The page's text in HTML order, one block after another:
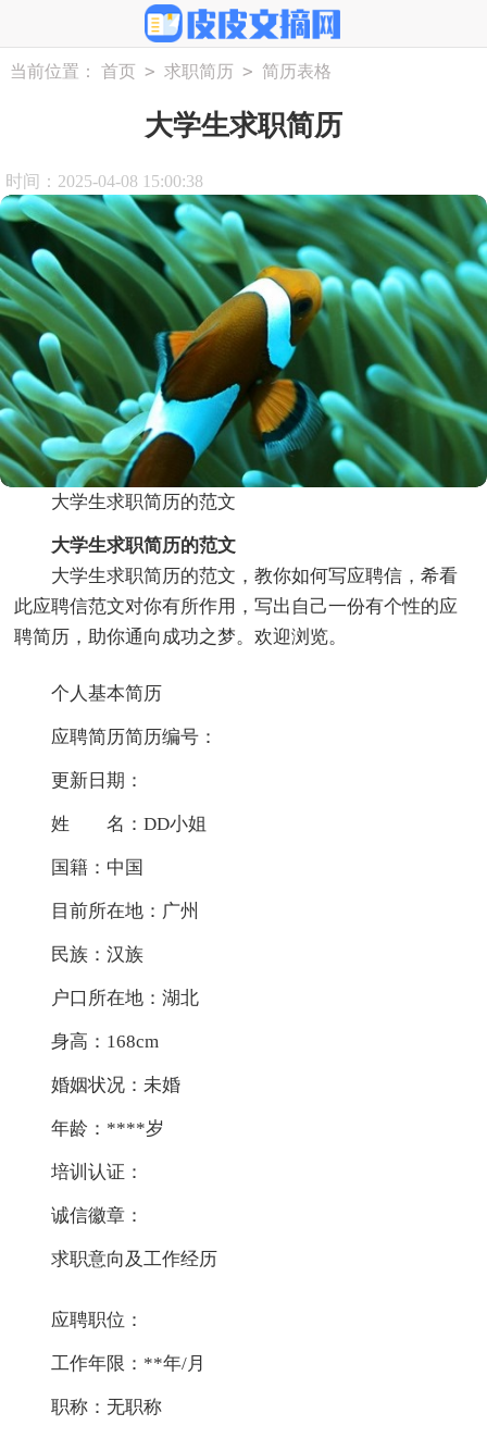
当前位置： 首页 > 求职简历 > 简历表格
大学生求职简历
时间：2025-04-08 15:00:38
大学生求职简历的范文
大学生求职简历的范文
大学生求职简历的范文，教你如何写应聘信，希看
此应聘信范文对你有所作用，写出自己一份有个性的应
聘简历，助你通向成功之梦。欢迎浏览。
个人基本简历
应聘简历简历编号：
更新日期：
姓 名：DD小姐
国籍：中国
目前所在地：广州
民族：汉族
户口所在地：湖北
身高：168cm
婚姻状况：未婚
年龄：****岁
培训认证：
诚信徽章：
求职意向及工作经历
应聘职位：
工作年限：**年/月
职称：无职称